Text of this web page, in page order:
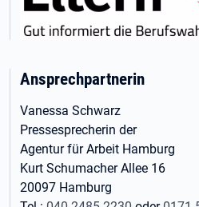
Ansprechpartnerin
Vanessa Schwarz
Pressesprecherin der
Agentur für Arbeit Hamburg
Kurt Schumacher Allee 16
20097 Hamburg